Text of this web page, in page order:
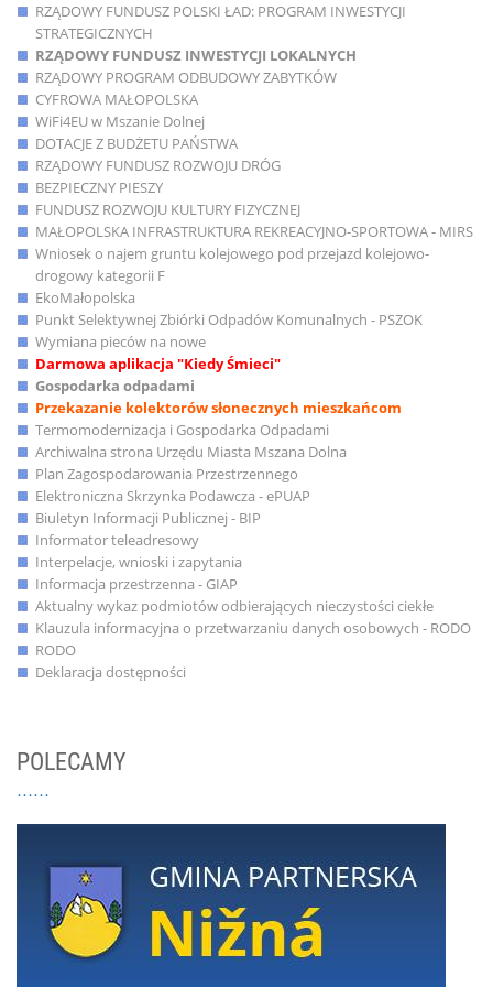
RZĄDOWY FUNDUSZ POLSKI ŁAD: PROGRAM INWESTYCJI
STRATEGICZNYCH
RZĄDOWY FUNDUSZ INWESTYCJI LOKALNYCH
RZĄDOWY PROGRAM ODBUDOWY ZABYTKÓW
CYFROWA MAŁOPOLSKA
WiFi4EU w Mszanie Dolnej
DOTACJE Z BUDŻETU PAŃSTWA
RZĄDOWY FUNDUSZ ROZWOJU DRÓG
BEZPIECZNY PIESZY
FUNDUSZ ROZWOJU KULTURY FIZYCZNEJ
MAŁOPOLSKA INFRASTRUKTURA REKREACYJNO-SPORTOWA - MIRS
Wniosek o najem gruntu kolejowego pod przejazd kolejowo-
drogowy kategorii F
EkoMałopolska
Punkt Selektywnej Zbiórki Odpadów Komunalnych - PSZOK
Wymiana pieców na nowe
Darmowa aplikacja "Kiedy Śmieci"
Gospodarka odpadami
Przekazanie kolektorów słonecznych mieszkańcom
Termomodernizacja i Gospodarka Odpadami
Archiwalna strona Urzędu Miasta Mszana Dolna
Plan Zagospodarowania Przestrzennego
Elektroniczna Skrzynka Podawcza - ePUAP
Biuletyn Informacji Publicznej - BIP
Informator teleadresowy
Interpelacje, wnioski i zapytania
Informacja przestrzenna - GIAP
Aktualny wykaz podmiotów odbierających nieczystości ciekłe
Klauzula informacyjna o przetwarzaniu danych osobowych - RODO
RODO
Deklaracja dostępności
POLECAMY